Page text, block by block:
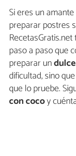
Si eres un
preparar postres
paso a paso que
preparar un
dificultad, sino
que lo pruebe.
con cocoy